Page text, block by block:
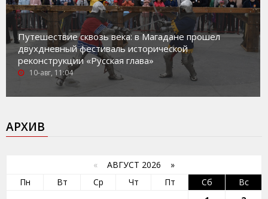
Путешествие сквозь века: в Магадане прошел
двухдневный фестиваль исторической
реконструкции «Русская глава»
10-авг, 11:04
АРХИВ
« АВГУСТ 2026 »
Пн
Вт Ср Чт Пт Сб
Вс